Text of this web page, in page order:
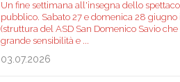
Un fine settimana all'insegna dello
pubblico. Sabato 27 e domenica 28 giugno
(struttura del ASD San Domenico Savio
grande sensibilità e
03.07.2026